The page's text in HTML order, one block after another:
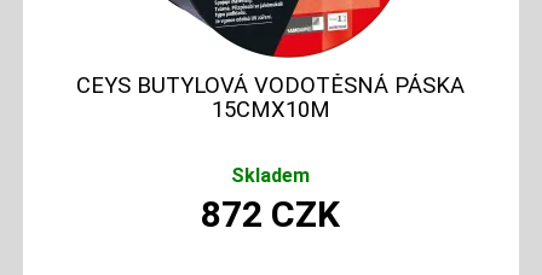
CEYS BUTYLOVÁ VODOTĚSNÁ PÁSKA
15CMX10M
Skladem
872 CZK